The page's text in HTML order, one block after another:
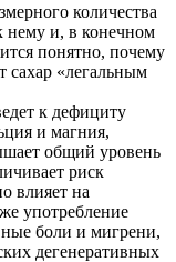
количества
нему и, в конечном
понятно, почему
сахар «легальным
к дефициту
и магния,
общий уровень
риск
влияет на
употребление
боли и мигрени,
дегенеративных